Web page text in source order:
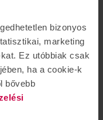
bizonyos
marketing
Ez utóbbiak csak
ha a cookie-k
bővebb